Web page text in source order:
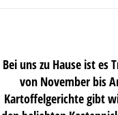
Bei uns zu Hause ist es
von November bis
Kartoffelgerichte gibt